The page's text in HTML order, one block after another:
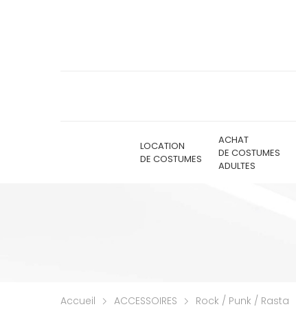
LOCATION
DE COSTUMES
ACHAT
DE COSTUMES
ADULTES
Accueil ACCESSOIRES Rock / Punk / Rasta